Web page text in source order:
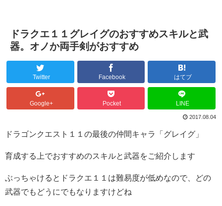
ドラクエ１１グレイグのおすすめスキルと武
器。オノか両手剣がおすすめ
Twitter Facebook はてブ
Google+ Pocket LINE
2017.08.04
ドラゴンクエスト１１の最後の仲間キャラ「グレイグ」
育成する上でおすすめのスキルと武器をご紹介します
ぶっちゃけるとドラクエ１１は難易度が低めなので、どの
武器でもどうにでもなりますけどね